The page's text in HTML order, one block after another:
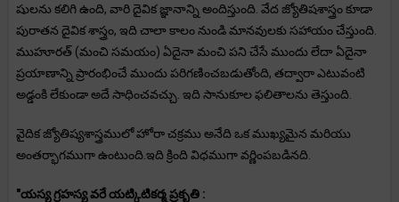
షులను కలిగి ఉంది, వారి దైవిక జ్ఞానాన్ని అందిస్తుంది. వేద జ్యోతిషశాస్త్రం కూడా
పురాతన దైవిక శాస్త్రం, ఇది చాలా కాలం నుండి మానవులకు సహాయం చేస్తుంది.
ముహూరత్ (మంచి సమయం) ఏదైనా మంచి పని చేసే ముందు లేదా ఏదైనా
ప్రయాణాన్ని ప్రారంభించే ముందు పరిగణించబడుతోంది, తద్వారా ఎటువంటి
అడ్డంకి లేకుండా అదే సాధించవచ్చు. ఇది సానుకూల ఫలితాలను తెస్తుంది.
వైదిక జ్యోతిష్యశాస్త్రములో హోరా చక్రము అనేది ఒక ముఖ్యమైన మరియు
అంతర్భాగముగా ఉంటుంది.ఇది క్రింది విధముగా వర్ణింపబడినది.
"యస్య గ్రహస్య వరే యట్కిటికర్మ ప్రకృతి :